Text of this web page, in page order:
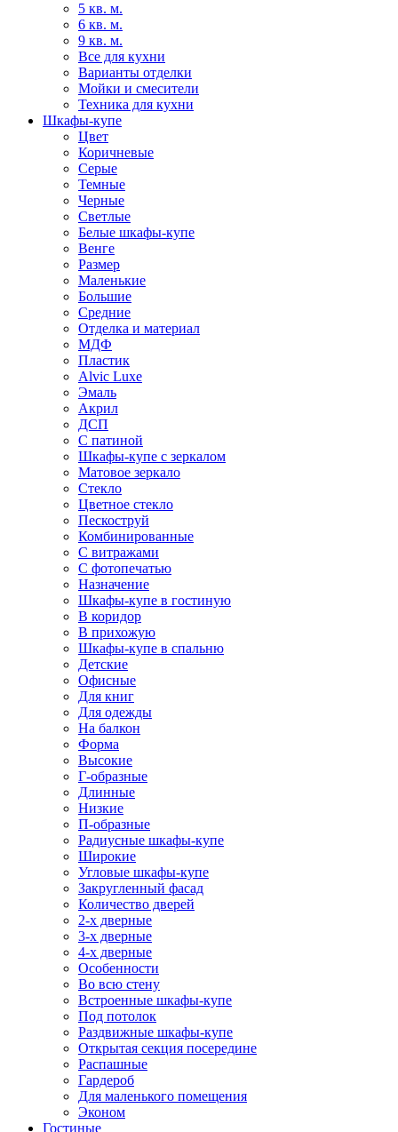
5 кв. м.
6 кв. м.
9 кв. м.
Все для кухни
Варианты отделки
Мойки и смесители
Техника для кухни
Шкафы-купе
Цвет
Коричневые
Серые
Темные
Черные
Светлые
Белые шкафы-купе
Венге
Размер
Маленькие
Большие
Средние
Отделка и материал
МДФ
Пластик
Alvic Luxe
Эмаль
Акрил
ДСП
С патиной
Шкафы-купе с зеркалом
Матовое зеркало
Стекло
Цветное стекло
Пескоструй
Комбинированные
С витражами
С фотопечатью
Назначение
Шкафы-купе в гостиную
В коридор
В прихожую
Шкафы-купе в спальню
Детские
Офисные
Для книг
Для одежды
На балкон
Форма
Высокие
Г-образные
Длинные
Низкие
П-образные
Радиусные шкафы-купе
Широкие
Угловые шкафы-купе
Закругленный фасад
Количество дверей
2-х дверные
3-х дверные
4-х дверные
Особенности
Во всю стену
Встроенные шкафы-купе
Под потолок
Раздвижные шкафы-купе
Открытая секция посередине
Распашные
Гардероб
Для маленького помещения
Эконом
Гостиные